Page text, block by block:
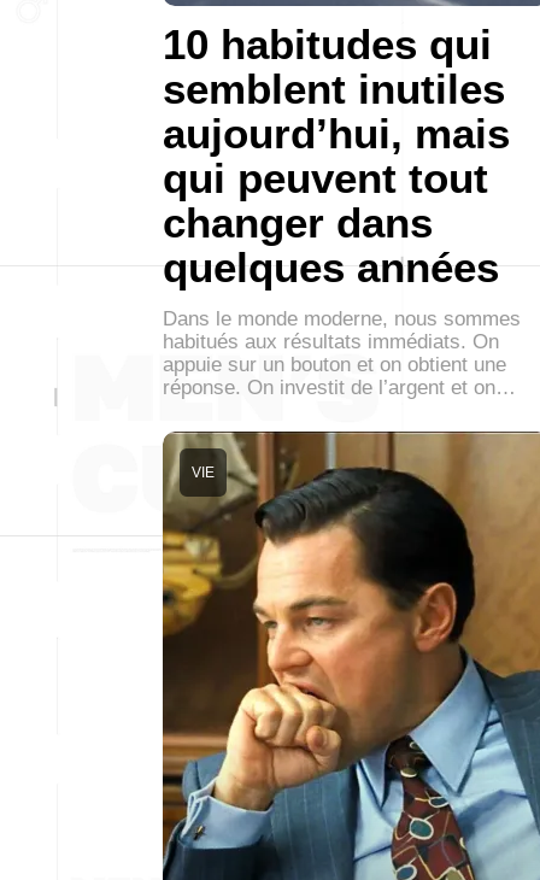
10 habitudes qui
semblent inutiles
aujourd’hui, mais
qui peuvent tout
changer dans
quelques années
Dans le monde moderne, nous sommes
habitués aux résultats immédiats. On
appuie sur un bouton et on obtient une
réponse. On investit de l’argent et on…
VIE